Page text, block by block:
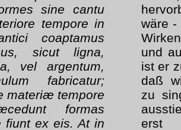
sine cantu
tempore in
coaptamus
sicut ligna,
vel argentum,
fabricatur;
materiæ tempore
formas
ex eis. At in
wäre -
und
ist er
daß
zu
erst